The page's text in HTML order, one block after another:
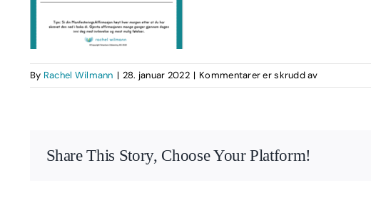
By Rachel Wilmann | 28. januar 2022 | Kommentarer er skrudd avfor
Skjermbilde
Share This Story, Choose Your Platform!